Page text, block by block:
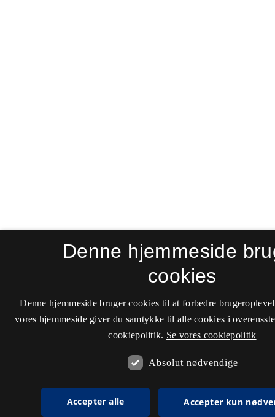
Denne hjemmeside
cookies
Denne hjemmeside bruger cookies til at forbedre
vores hjemmeside giver du samtykke til alle cookies i
cookiepolitik. Se vores cookiepolitik
Absolut nødvendige
Accepter alle Accepter kun